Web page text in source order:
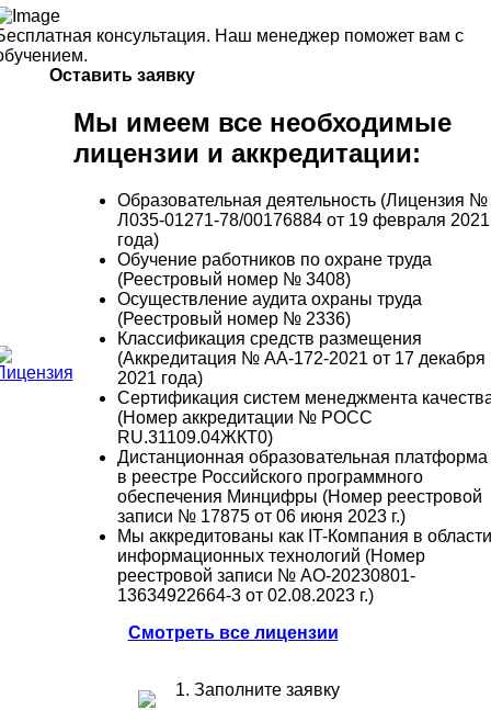
консультация. Наш менеджер поможет вам с
Оставить заявку
Мы имеем все необходимые
лицензии и аккредитации:
Образовательная деятельность (Лицензия №
Л035-01271-78/00176884 от 19 февраля 2021
года)
Обучение работников по охране труда
(Реестровый номер № 3408)
Осуществление аудита охраны труда
(Реестровый номер № 2336)
Классификация средств размещения
(Аккредитация № АА-172-2021 от 17 декабря
2021 года)
Сертификация систем менеджмента
(Номер аккредитации № РОСС
RU.31109.04ЖКТ0)
Дистанционная образовательная платформа
в реестре Российского программного
обеспечения Минцифры (Номер реестровой
записи № 17875 от 06 июня 2023 г.)
Мы аккредитованы как IT-Компания в области
информационных технологий (Номер
реестровой записи № АО-20230801-
13634922664-3 от 02.08.2023 г.)
Смотреть все лицензии
1. Заполните заявку